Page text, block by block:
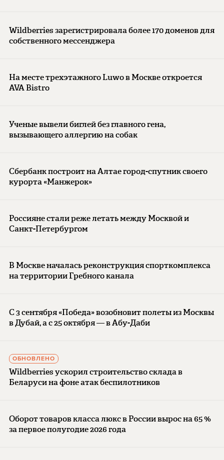
Wildberries зарегистрировала более 170 доменов для
собственного мессенджера
На месте трехэтажного Luwo в Москве откроется
AVA Bistro
Ученые вывели биглей без главного гена,
вызывающего аллергию на собак
Сбербанк построит на Алтае город-спутник своего
курорта «Манжерок»
Россияне стали реже летать между Москвой и
Санкт-Петербургом
В Москве началась реконструкция спорткомплекса
на территории Гребного канала
С 3 сентября «Победа» возобновит полеты из Москвы
в Дубай, а с 25 октября — в Абу-Даби
ОБНОВЛЕНО
Wildberries ускорил строительство склада в
Беларуси на фоне атак беспилотников
Оборот товаров класса люкс в России вырос на 65 %
за первое полугодие 2026 года